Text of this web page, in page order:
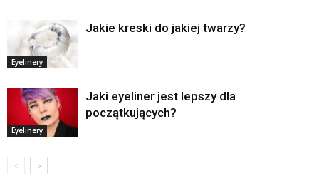
Eyelinery
Jakie kreski do jakiej twarzy?
Eyelinery
Jaki eyeliner jest lepszy dla
początkujących?